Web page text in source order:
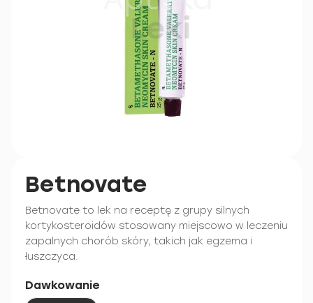
Betnovate
Betnovate to lek na receptę z grupy silnych
kortykosteroidów stosowany miejscowo w leczeniu
zapalnych chorób skóry, takich jak egzema i
łuszczyca.
Dawkowanie